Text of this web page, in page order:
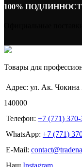
100%
Товары для
Адрес: ул. Ак. Чокина
140000
Телефон: +7 (771) 370-
WhatsApp: +7 (771)
E-Mail:
Наш Instagram